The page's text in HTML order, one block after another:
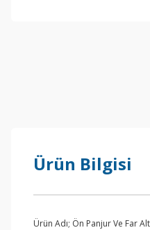
Ürün Bilgisi
Ürün Adı; Ön Panjur Ve Far